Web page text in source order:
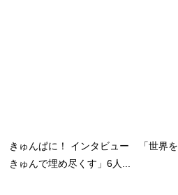
きゅんぱに！ インタビュー 「世界を
きゅんで埋め尽くす」6人...